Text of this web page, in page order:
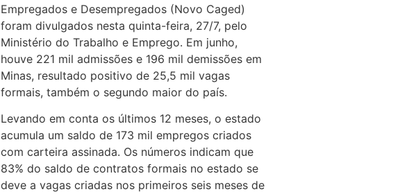
Empregados e Desempregados (Novo Caged)
foram divulgados nesta quinta-feira, 27/7, pelo
Ministério do Trabalho e Emprego. Em junho,
houve 221 mil admissões e 196 mil demissões em
Minas, resultado positivo de 25,5 mil vagas
formais, também o segundo maior do país.
Levando em conta os últimos 12 meses, o estado
acumula um saldo de 173 mil empregos criados
com carteira assinada. Os números indicam que
83% do saldo de contratos formais no estado se
deve a vagas criadas nos primeiros seis meses de